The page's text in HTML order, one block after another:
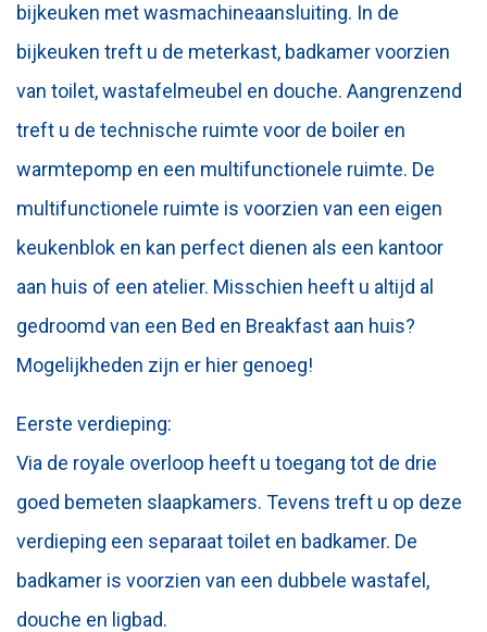
bijkeuken met wasmachineaansluiting. In de
bijkeuken treft u de meterkast, badkamer voorzien
van toilet, wastafelmeubel en douche. Aangrenzend
treft u de technische ruimte voor de boiler en
warmtepomp en een multifunctionele ruimte. De
multifunctionele ruimte is voorzien van een eigen
keukenblok en kan perfect dienen als een kantoor
aan huis of een atelier. Misschien heeft u altijd al
gedroomd van een Bed en Breakfast aan huis?
Mogelijkheden zijn er hier genoeg!
Eerste verdieping:
Via de royale overloop heeft u toegang tot de drie
goed bemeten slaapkamers. Tevens treft u op deze
verdieping een separaat toilet en badkamer. De
badkamer is voorzien van een dubbele wastafel,
douche en ligbad.